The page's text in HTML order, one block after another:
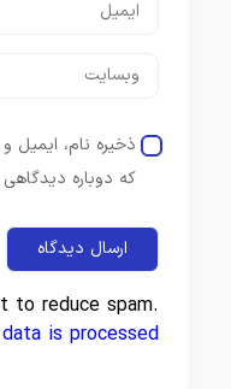
ذخیره نام، ایمیل
که دوباره
to reduce spam.
is processed